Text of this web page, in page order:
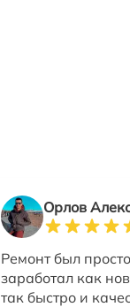
Орлов
Ремонт был
заработал как
так быстро и